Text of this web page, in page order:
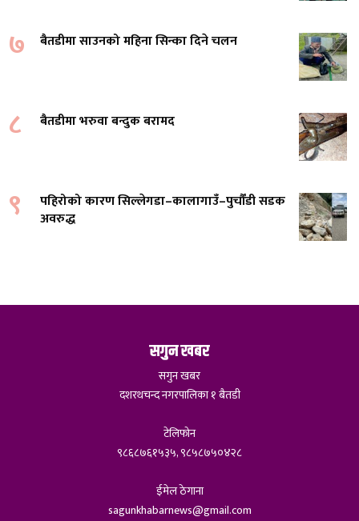
७ बैतडीमा साउनको महिना सिन्का दिने चलन
८ बैतडीमा भरुवा बन्दुक बरामद
९
पहिरोको कारण सिल्लेगडा–कालागाउँ–पुर्चौंडी सडक
अवरुद्ध
सगुन खबर
सगुन खबर
दशरथचन्द नगरपालिका १ बैतडी
टेलिफोन
९८६८७६१५३५, ९८५८७५०४२८
ईमेल ठेगाना
sagunkhabarnews@gmail.com